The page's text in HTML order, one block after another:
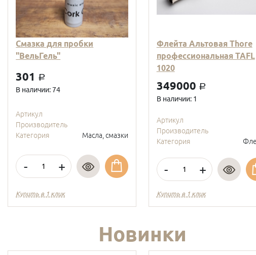
Смазка для пробки
"ВельГель"
301 a
В наличии: 74
Артикул
Производитель
Категория
Масла, смазки
- +
Купить в 1 клик
Флейта Альтовая Thore
профессиональная TAFL
1020
349000 a
В наличии: 1
Артикул
Производитель
Категория
- +
Купить в 1 клик
Новинки